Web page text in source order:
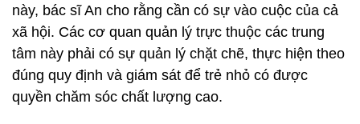
này, bác sĩ An cho rằng cần có sự vào cuộc của cả
xã hội. Các cơ quan quản lý trực thuộc các trung
tâm này phải có sự quản lý chặt chẽ, thực hiện theo
đúng quy định và giám sát để trẻ nhỏ có được
quyền chăm sóc chất lượng cao.